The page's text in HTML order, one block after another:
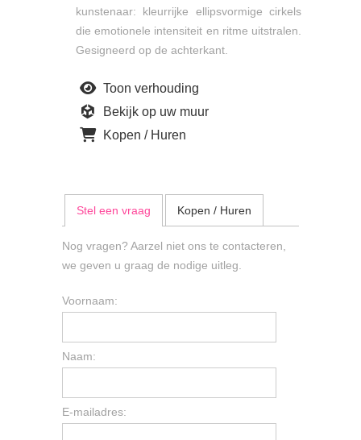
kunstenaar: kleurrijke ellipsvormige cirkels
die emotionele intensiteit en ritme uitstralen.
Gesigneerd op de achterkant.
Toon verhouding
Bekijk op uw muur
Kopen / Huren
Stel een vraag Kopen / Huren
Nog vragen? Aarzel niet ons te contacteren,
we geven u graag de nodige uitleg.
Voornaam:
Naam:
E-mailadres: